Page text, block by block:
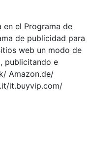
el Programa de
de publicidad para
web un modo de
publicitando e
Amazon.de/
it.buyvip.com/